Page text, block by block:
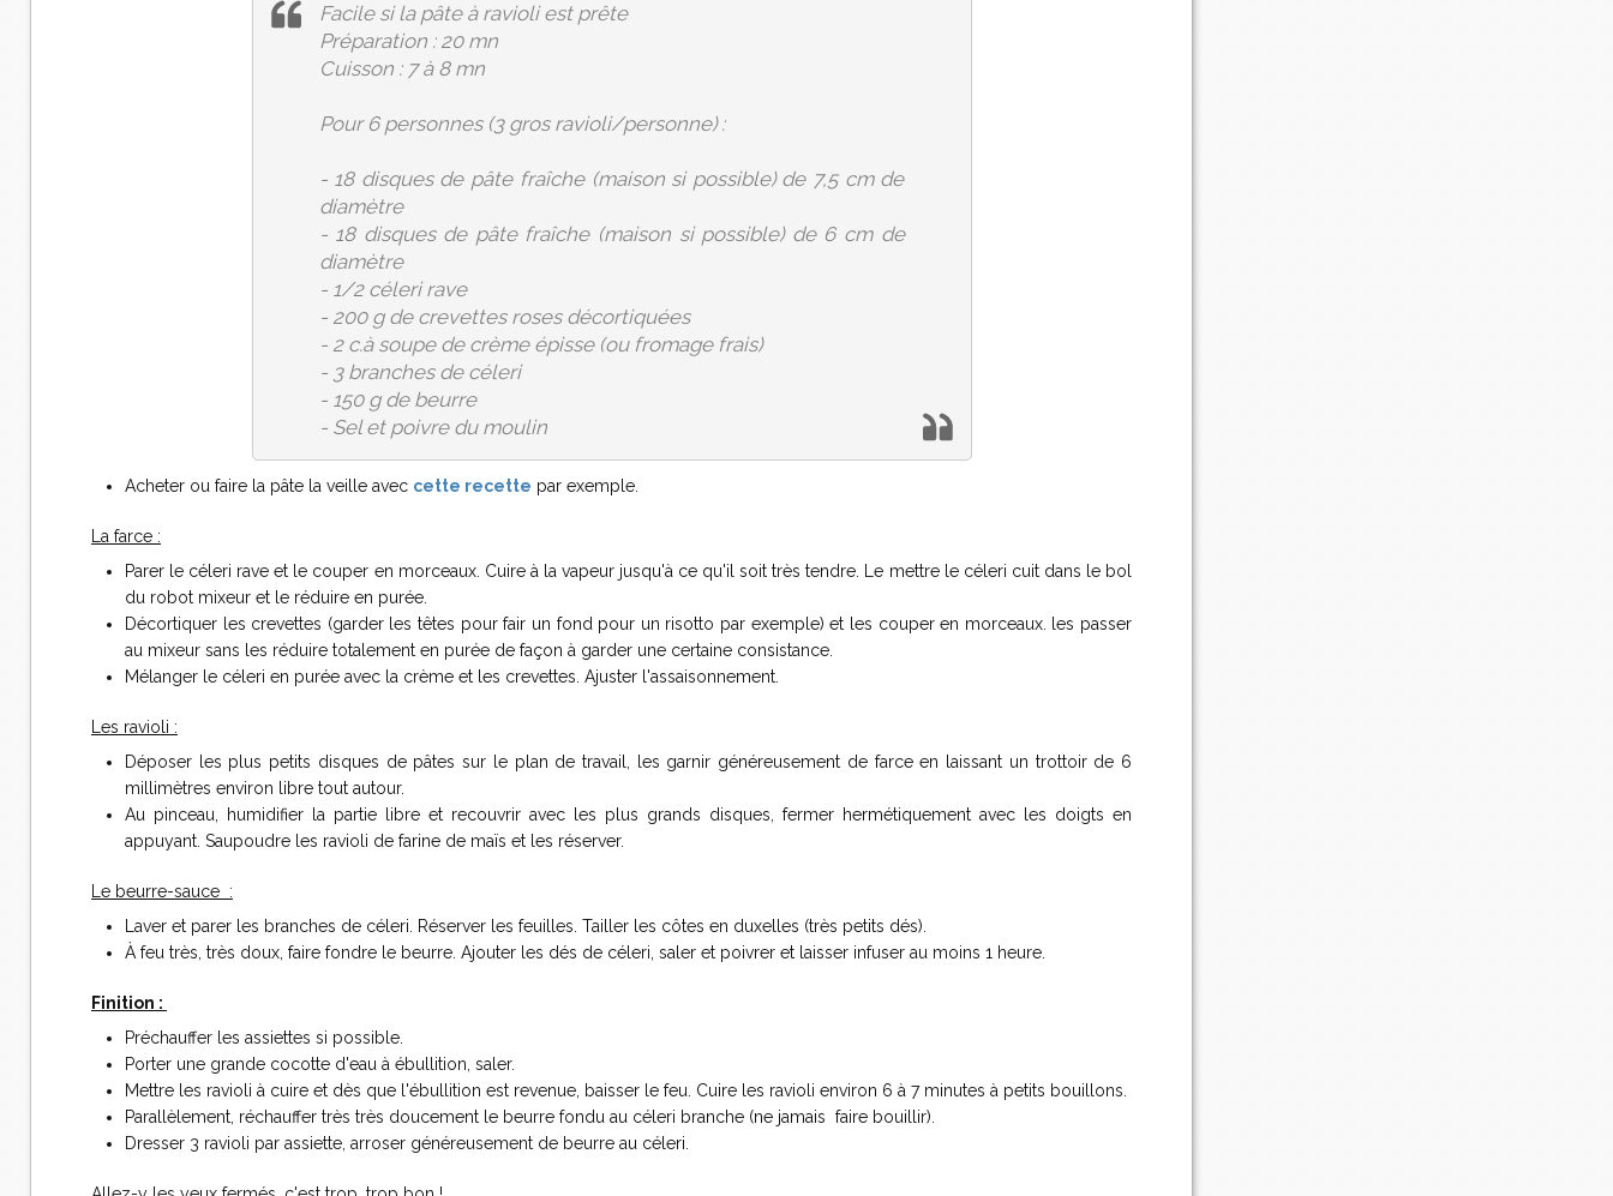
Facile si la pâte à ravioli est prête
Préparation : 20 mn
Cuisson : 7 à 8 mn
Pour 6 personnes (3 gros ravioli/personne) :
- 18 disques de pâte fraîche (maison si possible) de 7,5 cm de
diamètre
- 18 disques de pâte fraîche (maison si possible) de 6 cm de
diamètre
- 1/2 céleri rave
- 200 g de crevettes roses décortiquées
- 2 c.à soupe de crème épisse (ou fromage frais)
- 3 branches de céleri
- 150 g de beurre
- Sel et poivre du moulin
Acheter ou faire la pâte la veille avec cette recette par exemple.
La farce :
Parer le céleri rave et le couper en morceaux. Cuire à la vapeur jusqu'à ce qu'il soit très tendre. Le mettre le céleri cuit dans le bol
du robot mixeur et le réduire en purée.
Décortiquer les crevettes (garder les têtes pour fair un fond pour un risotto par exemple) et les couper en morceaux. les passer
au mixeur sans les réduire totalement en purée de façon à garder une certaine consistance.
Mélanger le céleri en purée avec la crème et les crevettes. Ajuster l'assaisonnement.
Les ravioli :
Déposer les plus petits disques de pâtes sur le plan de travail, les garnir généreusement de farce en laissant un trottoir de 6
millimètres environ libre tout autour.
Au pinceau, humidifier la partie libre et recouvrir avec les plus grands disques, fermer hermétiquement avec les doigts en
appuyant. Saupoudre les ravioli de farine de maïs et les réserver.
Le beurre-sauce :
Laver et parer les branches de céleri. Réserver les feuilles. Tailler les côtes en duxelles (très petits dés).
À feu très, très doux, faire fondre le beurre. Ajouter les dés de céleri, saler et poivrer et laisser infuser au moins 1 heure.
Finition :
Préchauffer les assiettes si possible.
Porter une grande cocotte d'eau à ébullition, saler.
Mettre les ravioli à cuire et dès que l'ébullition est revenue, baisser le feu. Cuire les ravioli environ 6 à 7 minutes à petits bouillons.
Parallèlement, réchauffer très très doucement le beurre fondu au céleri branche (ne jamais faire bouillir).
Dresser 3 ravioli par assiette, arroser généreusement de beurre au céleri.